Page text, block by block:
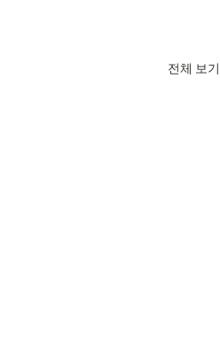
전체 보기